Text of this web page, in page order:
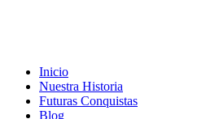
Inicio
Nuestra Historia
Futuras Conquistas
Blog